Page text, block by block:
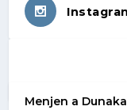
Menjen a